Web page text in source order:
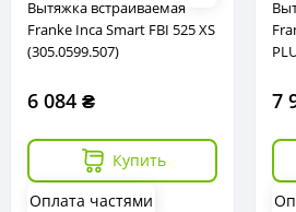
Вытяжка встраиваемая
Franke Inca Smart FBI 525 XS
(305.0599.507)
6 084 ₴
Купить
Оплата частями
7